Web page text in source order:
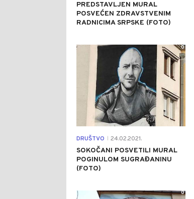
PREDSTAVLJEN MURAL
POSVEĆEN ZDRAVSTVENIM
RADNICIMA SRPSKE (FOTO)
DRUŠTVO 24.02.2021.
SOKOČANI POSVETILI MURAL
POGINULOM SUGRAĐANINU
(FOTO)
0
0